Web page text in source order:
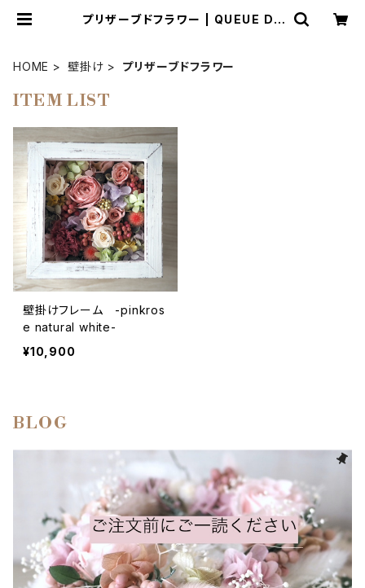
プリザーブドフラワー | QUEUE DE
HOME 壁掛け プリザーブドフラワー
ITEM LIST
壁掛けフレーム -pinkros
e natural white-
¥10,900
BLOG